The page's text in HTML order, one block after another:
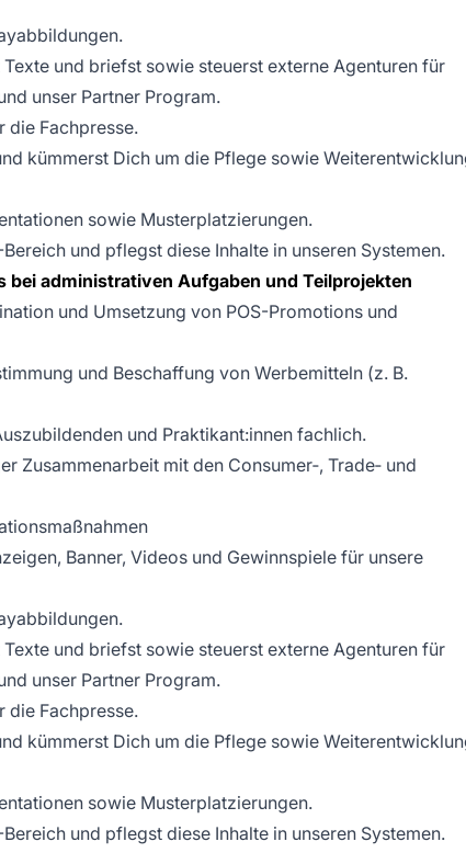
und briefst sowie steuerst externe Agenturen für
unser Partner Program.
die Fachpresse.
kümmerst Dich um die Pflege sowie
sowie Musterplatzierungen.
und pflegst diese Inhalte in unseren Systemen.
administrativen Aufgaben und Teilprojekten
und Umsetzung von POS-Promotions und
und Beschaffung von Werbemitteln (z. B.
und Praktikant:innen fachlich.
Zusammenarbeit mit den Consumer‑, Trade‑ und
Banner, Videos und Gewinnspiele für unsere
und briefst sowie steuerst externe Agenturen für
unser Partner Program.
die Fachpresse.
kümmerst Dich um die Pflege sowie
sowie Musterplatzierungen.
und pflegst diese Inhalte in unseren Systemen.